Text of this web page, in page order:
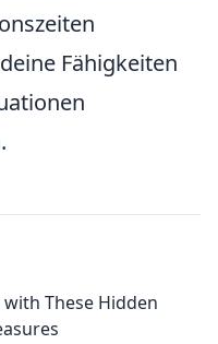
Fähigkeiten
with These Hidden